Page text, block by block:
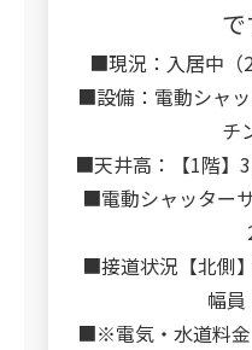
■現況：入居中（
■設備：電動シャ
チ
■天井高：【1階】
■電動シャッター
■接道状況【北側
幅
■※電気・水道料金